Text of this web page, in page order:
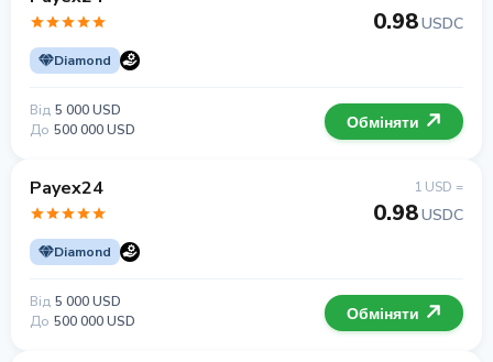
Diamond
0.98USDC
Від 5 000 USD
До 500 000 USD Обміняти
Payex24
Diamond
1 USD =
0.98USDC
Від 5 000 USD
До 500 000 USD Обміняти